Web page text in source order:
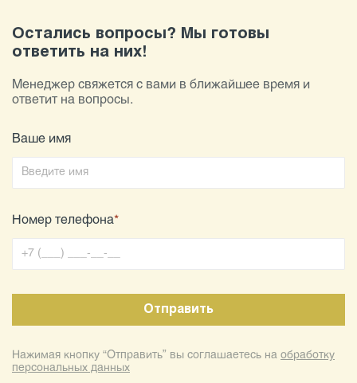
Остались вопросы? Мы готовы
ответить на них!
Менеджер свяжется с вами в ближайшее время и
ответит на вопросы.
Ваше имя
Номер телефона*
Нажимая кнопку “Отправить” вы соглашаетесь на обработку
персональных данных